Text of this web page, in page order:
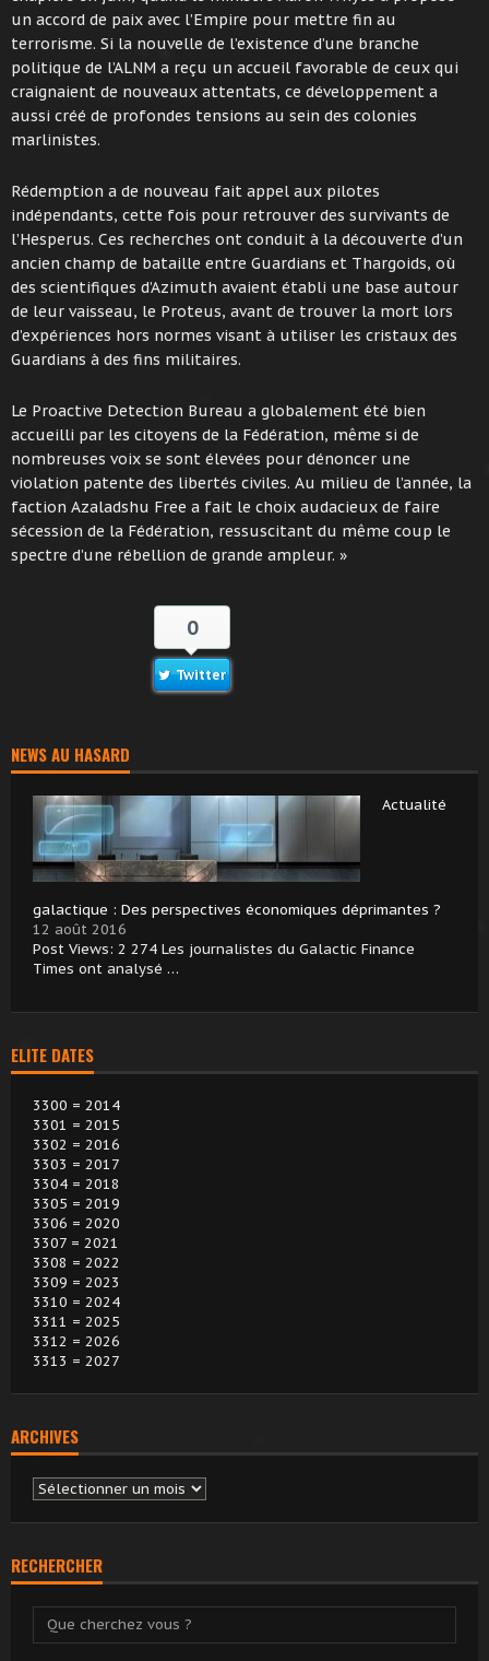
un accord de paix avec l’Empire pour mettre fin au
terrorisme. Si la nouvelle de l’existence d’une branche
politique de l’ALNM a reçu un accueil favorable de ceux qui
craignaient de nouveaux attentats, ce développement a
aussi créé de profondes tensions au sein des colonies
marlinistes.
Rédemption a de nouveau fait appel aux pilotes
indépendants, cette fois pour retrouver des survivants de
l’Hesperus. Ces recherches ont conduit à la découverte d’un
ancien champ de bataille entre Guardians et Thargoids, où
des scientifiques d’Azimuth avaient établi une base autour
de leur vaisseau, le Proteus, avant de trouver la mort lors
d’expériences hors normes visant à utiliser les cristaux des
Guardians à des fins militaires.
Le Proactive Detection Bureau a globalement été bien
accueilli par les citoyens de la Fédération, même si de
nombreuses voix se sont élevées pour dénoncer une
violation patente des libertés civiles. Au milieu de l’année, la
faction Azaladshu Free a fait le choix audacieux de faire
sécession de la Fédération, ressuscitant du même coup le
spectre d’une rébellion de grande ampleur. »
0
Twitter
NEWS AU HASARD
Actualité
galactique : Des perspectives économiques déprimantes ?
12 août 2016
Post Views: 2 274 Les journalistes du Galactic Finance
Times ont analysé …
ELITE DATES
3300 = 2014
3301 = 2015
3302 = 2016
3303 = 2017
3304 = 2018
3305 = 2019
3306 = 2020
3307 = 2021
3308 = 2022
3309 = 2023
3310 = 2024
3311 = 2025
3312 = 2026
3313 = 2027
ARCHIVES
Archives
RECHERCHER